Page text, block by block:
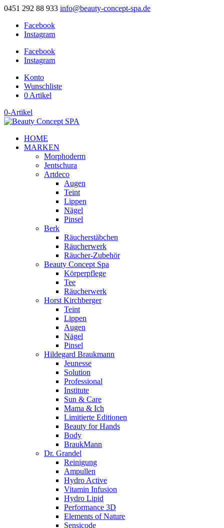
0451 292 88 933 info@beauty-concept-spa.de
Facebook
Instagram
Facebook
Instagram
Konto
Wunschliste
0 Artikel
0-Artikel
HOME
MARKEN
Morphoderm
Jentschura
Artdeco
Augen
Teint
Lippen
Nägel
Pinsel
Berk
Räucherstäbchen
Räucherwerk
Räucher-Zubehör
Beauty Concept Spa
Körperpflege
Tee
Räucherwerk
Horst Kirchberger
Teint
Lippen
Augen
Nägel
Pinsel
Hildegard Braukmann
Jeunesse
Solution
Professional
Institute
Sun & Care
Mama & Ich
Limitierte Editionen
Beauty for Hands
Body
BraukMann
Dr. Grandel
Reinigung
Ampullen
Hydro Active
Vitamin Infusion
Hydro Lipid
Performance 3D
Elements of Nature
Sensicode